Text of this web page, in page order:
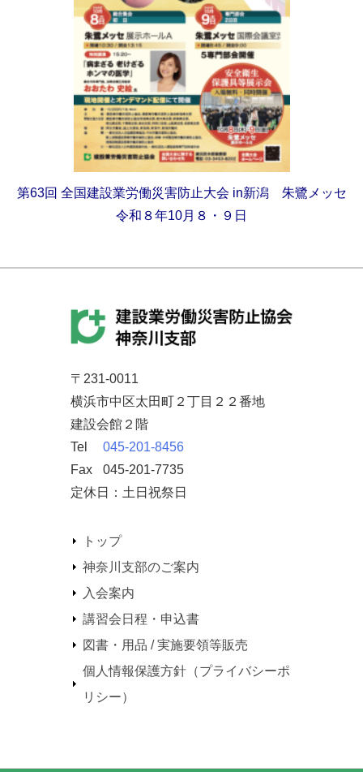
第63回 全国建設業労働災害防止大会 in新潟 朱鷺メッセ
令和８年10月８・９日
〒231-0011
横浜市中区太田町２丁目２２番地
建設会館２階
Tel
045-201-8456
Fax
045-201-7735
定休日：土日祝祭日
トップ
神奈川支部のご案内
入会案内
講習会日程・申込書
図書・用品 / 実施要領等販売
個人情報保護方針（プライバシーポ
リシー）